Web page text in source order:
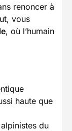
renoncer à
vous
, où l’humain
haute que
du